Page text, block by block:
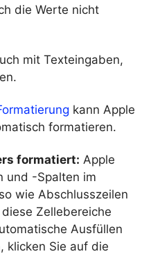
die Werte nicht
mit Texteingaben,
kann Apple
formatieren.
formatiert: Apple
und -Spalten im
wie Abschlusszeilen
Zellebereiche
Ausfüllen
klicken Sie auf die